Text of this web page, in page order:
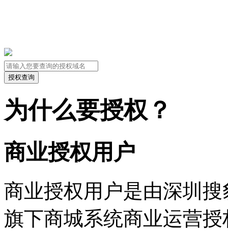
为什么要授权？
商业授权用户
商业授权用户是由深圳
旗下商城系统商业运营